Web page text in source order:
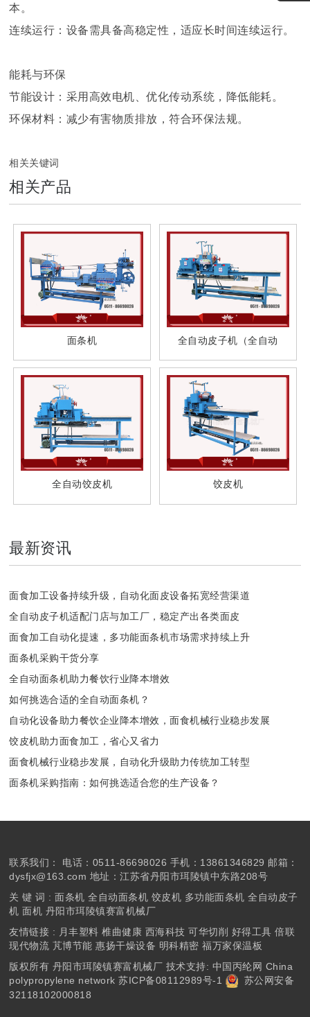
本。
连续运行：设备需具备高稳定性，适应长时间连续运行。
能耗与环保
节能设计：采用高效电机、优化传动系统，降低能耗。
环保材料：减少有害物质排放，符合环保法规。
相关关键词
相关产品
面条机 全自动皮子机（全自动
全自动饺皮机 饺皮机
最新资讯
面食加工设备持续升级，自动化面皮设备拓宽经营渠道
全自动皮子机适配门店与加工厂，稳定产出各类面皮
面食加工自动化提速，多功能面条机市场需求持续上升
面条机采购干货分享
全自动面条机助力餐饮行业降本增效
如何挑选合适的全自动面条机？
自动化设备助力餐饮企业降本增效，面食机械行业稳步发展
饺皮机助力面食加工，省心又省力
面食机械行业稳步发展，自动化升级助力传统加工转型
面条机采购指南：如何挑选适合您的生产设备？
联系我们：
电话：0511-86698026 手机：13861346829 邮箱：
dysfjx@163.com 地址：江苏省丹阳市珥陵镇中东路208号
关 键 词 : 面条机 全自动面条机 饺皮机 多功能面条机 全自动皮子
机面机 丹阳市珥陵镇赛富机械厂
友情链接 : 月丰塑料 椎曲健康 西海科技 可华切削 好得工具 倍联
现代物流 芃博节能 惠扬干燥设备 明科精密 福万家保温板
版权所有 丹阳市珥陵镇赛富机械厂 技术支持: 中国丙纶网 China
polypropylene network 苏ICP备08112989号-1
苏公网安备
32118102000818